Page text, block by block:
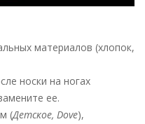
материалов (хлопок,
носки на ногах
ее.
(Детское, Dove),